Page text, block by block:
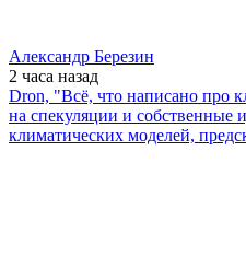
Александр Березин
2 часа назад
Dron, "Всё, что написано про
на спекуляции и собственные
климатических моделей,